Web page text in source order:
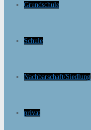
Grundschule
Schule
Nachbarschaft/Siedlung
privat